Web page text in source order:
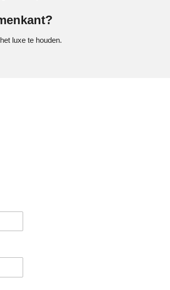
luxe te houden.